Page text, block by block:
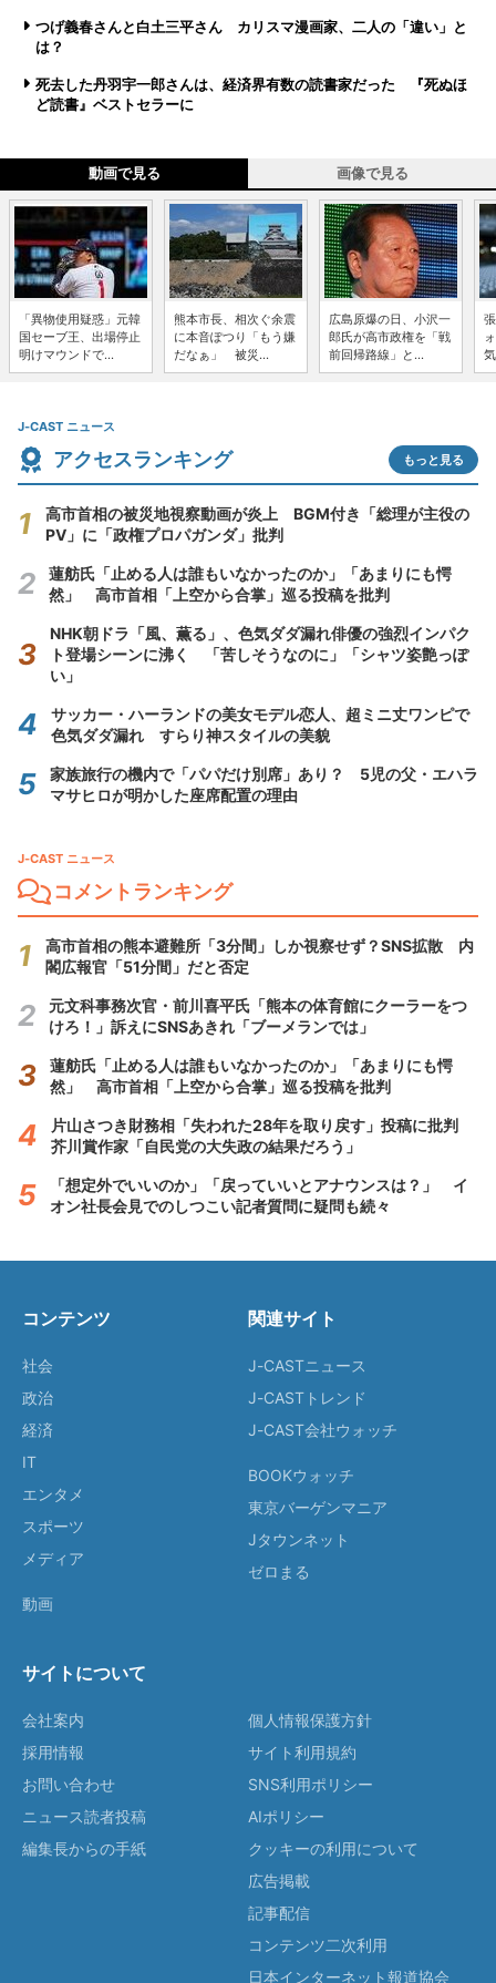
つげ義春さんと白土三平さん カリスマ漫画家、二人の「違い」と
は？
死去した丹羽宇一郎さんは、経済界有数の読書家だった 『死ぬほ
ど読書』ベストセラーに
動画で見る 画像で見る
「異物使用疑惑」元韓
国セーブ王、出場停止
明けマウンドで...
熊本市長、相次ぐ余震
に本音ぽつり「もう嫌
だなぁ」 被災...
広島原爆の日、小沢一
郎氏が高市政権を「戦
前回帰路線」と...
J-CAST ニュース
アクセスランキング もっと見る
高市首相の被災地視察動画が炎上 BGM付き「総理が主役の
PV」に「政権プロパガンダ」批判
蓮舫氏「止める人は誰もいなかったのか」「あまりにも愕
然」 高市首相「上空から合掌」巡る投稿を批判
NHK朝ドラ「風、薫る」、色気ダダ漏れ俳優の強烈インパク
ト登場シーンに沸く 「苦しそうなのに」「シャツ姿艶っぽ
い」
サッカー・ハーランドの美女モデル恋人、超ミニ丈ワンピで
色気ダダ漏れ すらり神スタイルの美貌
家族旅行の機内で「パパだけ別席」あり？ 5児の父・エハラ
マサヒロが明かした座席配置の理由
J-CAST ニュース
コメントランキング
高市首相の熊本避難所「3分間」しか視察せず？SNS拡散 内
閣広報官「51分間」だと否定
元文科事務次官・前川喜平氏「熊本の体育館にクーラーをつ
けろ！」訴えにSNSあきれ「ブーメランでは」
蓮舫氏「止める人は誰もいなかったのか」「あまりにも愕
然」 高市首相「上空から合掌」巡る投稿を批判
片山さつき財務相「失われた28年を取り戻す」投稿に批判
芥川賞作家「自民党の大失政の結果だろう」
「想定外でいいのか」「戻っていいとアナウンスは？」 イ
オン社長会見でのしつこい記者質問に疑問も続々
コンテンツ
社会
政治
経済
IT
エンタメ
スポーツ
メディア
動画
関連サイト
J-CASTニュース
J-CASTトレンド
J-CAST会社ウォッチ
BOOKウォッチ
東京バーゲンマニア
Jタウンネット
ゼロまる
サイトについて
会社案内
採用情報
お問い合わせ
ニュース読者投稿
編集長からの手紙
個人情報保護方針
サイト利用規約
SNS利用ポリシー
AIポリシー
クッキーの利用について
広告掲載
記事配信
コンテンツ二次利用
日本インターネット報道協会